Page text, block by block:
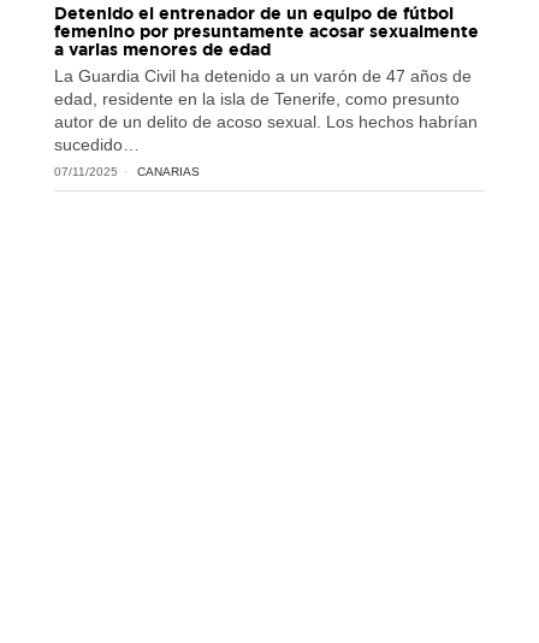
Detenido el entrenador de un equipo de fútbol
femenino por presuntamente acosar sexualmente
a varias menores de edad
La Guardia Civil ha detenido a un varón de 47 años de
edad, residente en la isla de Tenerife, como presunto
autor de un delito de acoso sexual. Los hechos habrían
sucedido…
07/11/2025 CANARIAS